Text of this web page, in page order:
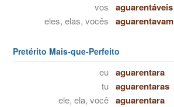
vos aguarentáveis
eles, elas, vocês aguarentavam
Pretérito Mais-que-Perfeito
eu aguarentara
tu aguarentaras
ele, ela, você aguarentara